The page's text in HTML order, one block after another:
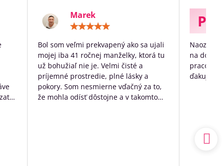
Marek
/
5
Bol som veľmi prekvapený ako sa ujali
mojej iba 41 ročnej manželky, ktorá tu
už bohužiaľ nie je. Velmi čisté a
príjemné prostredie, plné lásky a
pokory. Som nesmierne vďačný za to,
že mohla odísť dôstojne a v takomto
P
Naozaj
na
ďakujem